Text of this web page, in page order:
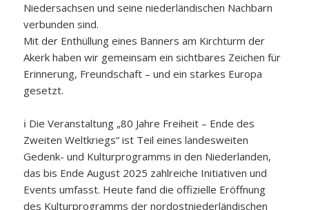
Niedersachsen und seine niederländischen Nachbarn
verbunden sind.
Mit der Enthüllung eines Banners am Kirchturm der
Akerk haben wir gemeinsam ein sichtbares Zeichen für
Erinnerung, Freundschaft – und ein starkes Europa
gesetzt.
ℹ️ Die Veranstaltung „80 Jahre Freiheit – Ende des
Zweiten Weltkriegs“ ist Teil eines landesweiten
Gedenk- und Kulturprogramms in den Niederlanden,
das bis Ende August 2025 zahlreiche Initiativen und
Events umfasst. Heute fand die offizielle Eröffnung
des Kulturprogramms der nordostniederländischen